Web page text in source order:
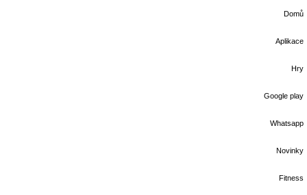
Domů
Aplikace
Hry
Google play
Whatsapp
Novinky
Fitness